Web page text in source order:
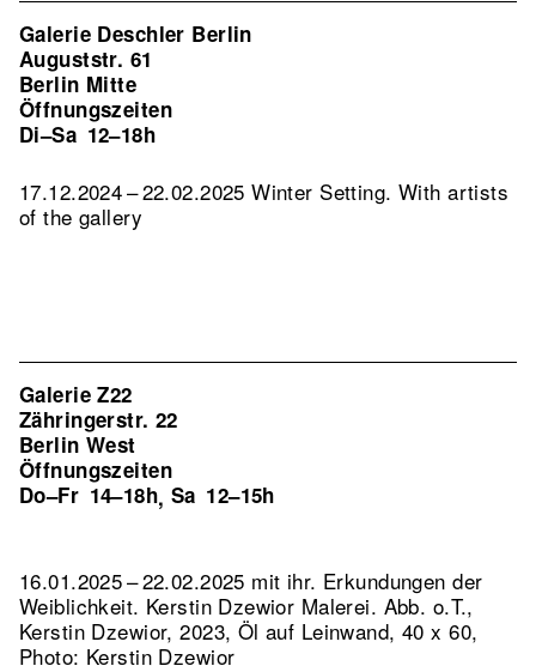
Galerie Deschler Berlin
Auguststr. 61
Berlin Mitte
Öffnungszeiten
Di–Sa 12–18h
17.12.2024 – 22.02.2025 Winter Setting. With artists
of the gallery
Galerie Z22
Zähringerstr. 22
Berlin West
Öffnungszeiten
Do–Fr 14–18h, Sa 12–15h
16.01.2025 – 22.02.2025 mit ihr. Erkundungen der
Weiblichkeit. Kerstin Dzewior Malerei. Abb. o.T.,
Kerstin Dzewior, 2023, Öl auf Leinwand, 40 x 60,
Photo: Kerstin Dzewior